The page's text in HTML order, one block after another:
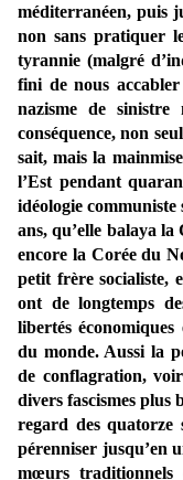
méditerranéen, puis
non sans pratiquer
tyrannie (malgré
fini de nous
nazisme de
conséquence, non
sait, mais la
l’Est pendant
idéologie communiste
ans, qu’elle balaya la
encore la Corée du
petit frère socialiste,
ont de longtemps
libertés
du monde. Aussi la
de conflagration,
divers fascismes plus
regard des quatorze
pérenniser jusqu’en
mœurs traditionnels